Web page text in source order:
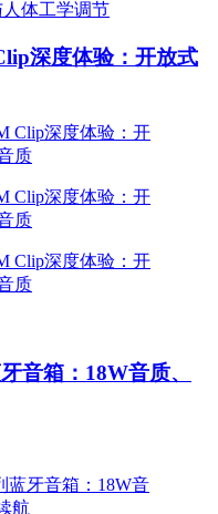
深度体验：开放式
音箱：18W音质、